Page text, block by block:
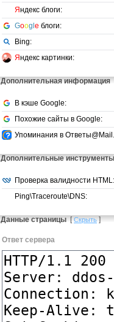
Яндекс блоги:
Google блоги:
Bing:
Яндекс картинки:
Дополнительная информация
В кэше Google:
Похожие сайты в Google:
Упоминания в
Дополнительные инструменты
Проверка валидности HTML:
Ping\Traceroute\DNS:
Данные страницы [Скрыть]
Ответ сервера